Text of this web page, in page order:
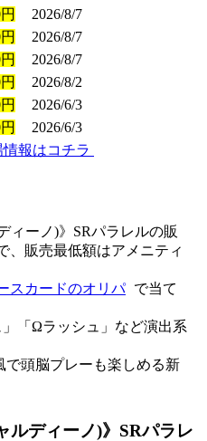
2026/8/7
2026/8/7
2026/8/7
2026/8/2
2026/6/3
2026/6/3
報はコチラ
ィーノ)》SRパラレルの販
、販売最低額はアメニティ
スカードのオリパ で当て
「Ωラッシュ」など演出系
頭脳プレーも楽しめる新
ルディーノ)》SRパラレ